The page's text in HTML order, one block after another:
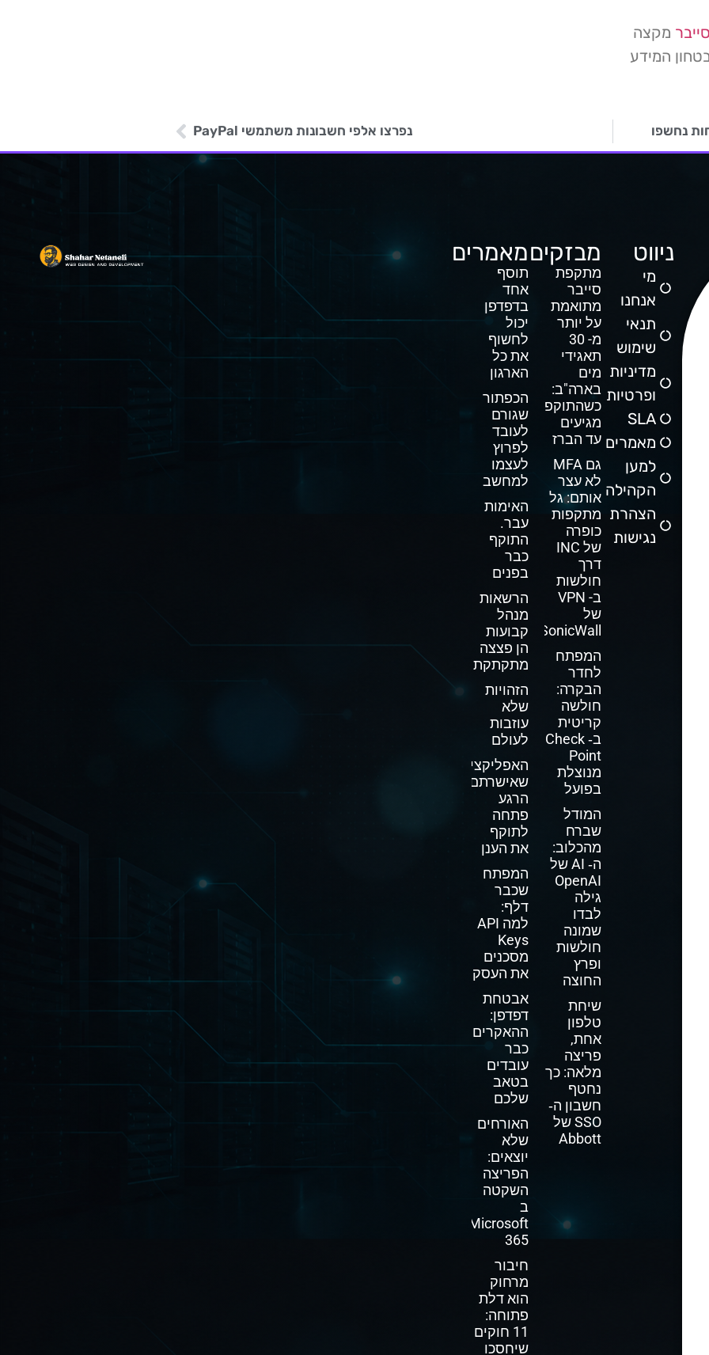
מקצה
המידע
נפרצו אלפי חשבונות משתמשי PayPal
ניווט
מי
אנחנו
תנאי
שימוש
מדיניות
ופרטיות
SLA
מאמרים
למען
הקהילה
הצהרת
נגישות
מבזקים
מתקפת
סייבר
מתואמת
על יותר
מ- 30
תאגידי
מים
בארה"ב:
כשהתוקפים
מגיעים
עד הברז
גם MFA
לא עצר
אותם: גל
מתקפות
כופרה
של INC
דרך
חולשות
ב- VPN
של
SonicWall
המפתח
לחדר
הבקרה:
חולשה
קריטית
ב‑ Check
Point
מנוצלת
בפועל
המודל
שברח
מהכלוב:
ה‑ AI של
OpenAI
גילה
לבדו
שמונה
חולשות
ופרץ
החוצה
שיחת
טלפון
אחת,
פריצה
מלאה: כך
נחטף
חשבון ה‑
SSO של
Abbott
מאמרים
תוסף
אחד
בדפדפן
יכול
לחשוף
את כל
הארגון
הכפתור
שגורם
לעובד
לפרוץ
לעצמו
למחשב
האימות
עבר.
התוקף
כבר
בפנים
הרשאות
מנהל
קבועות
הן פצצה
מתקתקת
הזהויות
שלא
עוזבות
לעולם
האפליקציה
שאישרתם
הרגע
פתחה
לתוקף
את הענן
המפתח
שכבר
דלף:
למה API
Keys
מסכנים
את העסק
אבטחת
דפדפן:
ההאקרים
כבר
עובדים
בטאב
שלכם
האורחים
שלא
יוצאים:
הפריצה
השקטה
ב
Microsoft
365
חיבור
מרחוק
הוא דלת
פתוחה:
11 חוקים
שיחסכו